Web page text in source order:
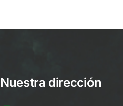
Nuestra dirección